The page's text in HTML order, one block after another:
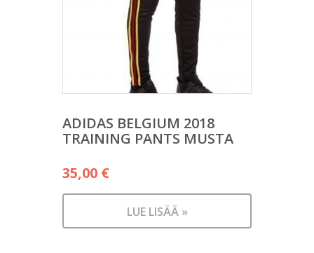
ADIDAS BELGIUM 2018
TRAINING PANTS MUSTA
35,00 €
LUE LISÄÄ »